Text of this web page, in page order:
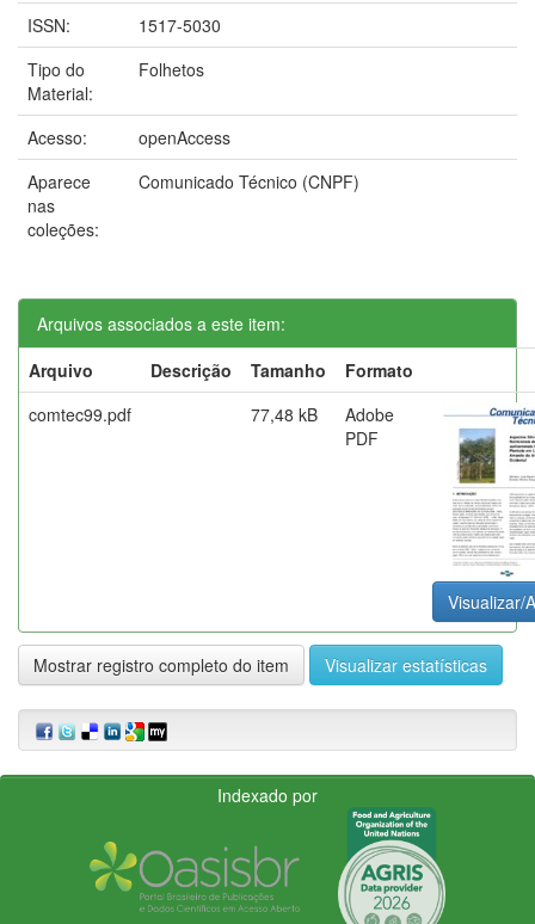
ISSN:
1517-5030
Tipo do
Material:
Folhetos
Acesso:
openAccess
Aparece
nas
coleções:
Comunicado Técnico (CNPF)
Arquivos associados a este item:
Arquivo
Descrição Tamanho
Formato
comtec99.pdf
77,48 kB
Adobe
PDF
Visualizar/
Mostrar registro completo do item Visualizar estatísticas
Indexado por